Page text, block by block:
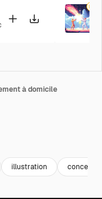
à domicile
illustration concept